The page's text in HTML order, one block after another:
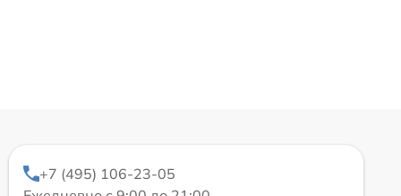
+7 (495) 106-23-05